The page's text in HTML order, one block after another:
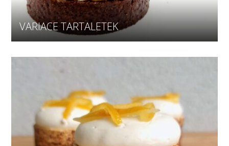
VARIACE TARTALETEK